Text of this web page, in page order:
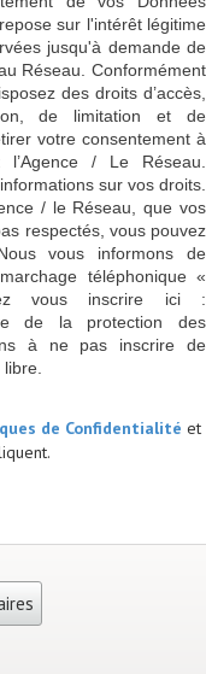
sur l'intérêt légitime
jusqu'à demande de
Réseau. Conformément
des droits d’accès,
de limitation et de
votre consentement à
/ Le Réseau.
sur vos droits.
/ le Réseau, que vos
respectés, vous pouvez
vous informons de
téléphonique «
vous inscrire ici :
de la protection des
à ne pas inscrire de
de Confidentialité et